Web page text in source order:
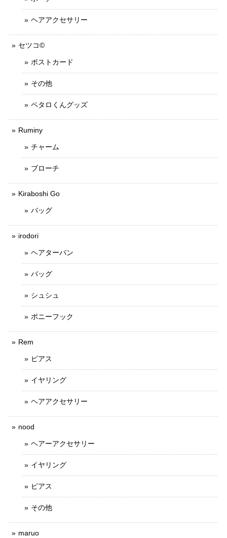
ヘアアクセサリー
セツコ©
ポストカード
その他
ペタロくんグッズ
Ruminy
チャーム
ブローチ
Kiraboshi Go
バッグ
irodori
ヘアターバン
バッグ
シュシュ
ポニーフック
Rem
ピアス
イヤリング
ヘアアクセサリー
nood
ヘアーアクセサリー
イヤリング
ピアス
その他
maruo